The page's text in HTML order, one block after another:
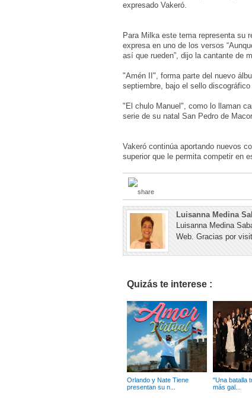
expresado Vakeró.
Para Milka este tema representa su
expresa en uno de los versos
así que rueden”, dijo la cantante de
"Amén II", forma parte del nuevo
septiembre, bajo el sello
"El chulo Manuel", como lo llaman
serie de su natal San Pedro de
Vakeró continúa aportando nuevos
superior que le permita competir en
Luisanna Medina
Luisanna Medina
Web. Gracias por
Quizás te interese :
Orlando y Nate Tiene
presentan su n...
"Una batalla
más gal...